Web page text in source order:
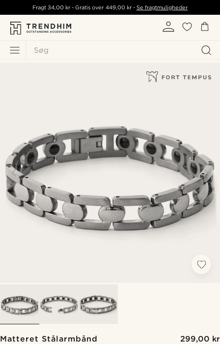
Søg
Fragt34,00 kr - Gratis over 449,00 kr- Se fragtmuligheder
Matteret Stålarmbånd 299,00 kr